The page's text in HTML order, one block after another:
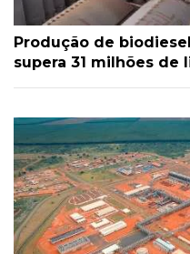
Produção de
supera 31 milhões de